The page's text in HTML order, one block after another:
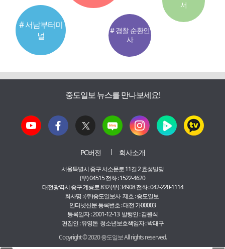
# 서남부터미
널
# 경찰 순환인
사
서
중도일보 뉴스를 만나보세요!
PC버전 회사소개
서울특별시 중구 서소문로 11길 2 효성빌딩
(우) 04515 전화 : 1522-4620
대전광역시 중구 계룡로 832 (우) 34908 전화 : 042-220-1114
회사명 : (주)중도일보사 제호 : 중도일보
인터넷신문 등록번호 : 대전 가00003
등록일자 : 2001-12-13 발행인 : 김원식
편집인 : 유영돈 청소년보호책임자 : 박태구
Copyright © 2020 중도일보 All rights reserved.